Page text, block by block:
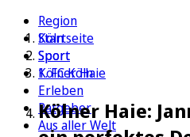
Region
Köln
Sport
1. FC Köln
Erleben
Ratgeber
Aus aller Welt
Startseite
Sport
Kölner Haie
Kölner Haie: